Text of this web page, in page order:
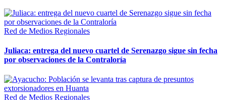
Red de Medios Regionales
Juliaca: entrega del nuevo cuartel de Serenazgo sigue sin fecha
por observaciones de la Contraloría
Red de Medios Regionales